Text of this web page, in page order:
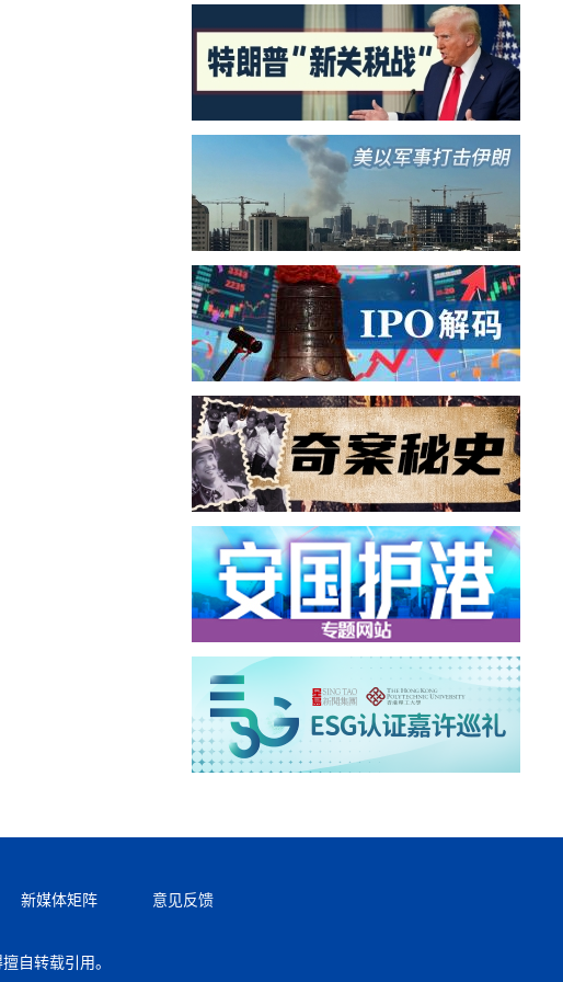
新媒体矩阵 意见反馈
自转载引用。